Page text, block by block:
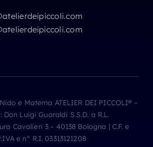
e Materna ATELIER DEI PICCOLI® –
Don Luigi Guaraldi S.S.D. a R.L.
Cavalieri 3 – 40138 Bologna | C.F. e
e n° R.I. 03313121208